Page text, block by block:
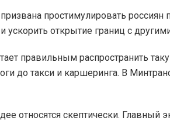
простимулировать россиян
ускорить открытие границ с
правильным распространить
до такси и каршеринга. В
относятся скептически. Главный